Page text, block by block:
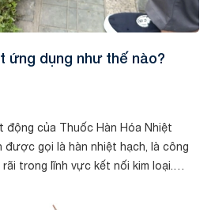
ứng dụng như thế nào?
động của Thuốc Hàn Hóa Nhiệt
được gọi là hàn nhiệt hạch, là công
trong lĩnh vực kết nối kim loại.